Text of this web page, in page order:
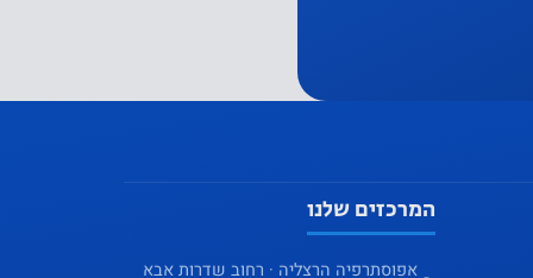
המרכזים שלנו
אפוסתרפיה הרצליה · רחוב שדרות אבא